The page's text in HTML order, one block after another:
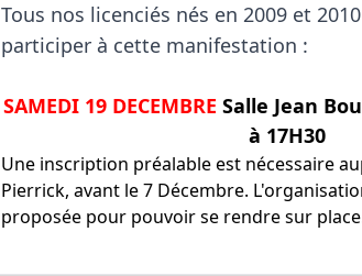
Tous nos licenciés nés en 2009 et
participer à cette manifestation :
SAMEDI 19 DECEMBRE Salle Jean
à 17H30
Une inscription préalable est nécessaire
Pierrick, avant le 7 Décembre.
proposée pour pouvoir se rendre sur